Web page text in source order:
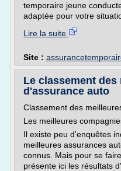
temporaire jeune
adaptée pour votre
Lire la suite
Site :
Le classement
d'assurance auto
Classement des
Les meilleures
Il existe peu d'enquêtes
meilleures assurances
connus. Mais pour se
présente ici les résultats